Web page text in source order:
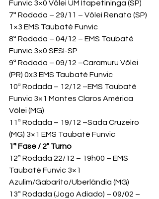
Funvic 3×0 Vôlei UM Itapetininga (SP)
7ª Rodada – 29/11 – Vôlei Renata (SP)
1×3 EMS Taubaté Funvic
8ª Rodada – 04/12 – EMS Taubaté
Funvic 3×0 SESI-SP
9ª Rodada – 09/12 –Caramuru Vôlei
(PR) 0x3 EMS Taubaté Funvic
10ª Rodada – 12/12 –EMS Taubaté
Funvic 3×1 Montes Claros América
Vôlei (MG)
11ª Rodada – 19/12 –Sada Cruzeiro
(MG) 3×1 EMS Taubaté Funvic
1ª Fase / 2º Turno
12ª Rodada 22/12 – 19h00 – EMS
Taubaté Funvic 3×1
Azulim/Gabarito/Uberlândia (MG)
13ª Rodada (Jogo Adiado) – 09/02 –